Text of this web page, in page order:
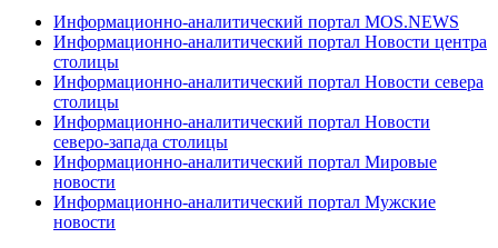
Информационно-аналитический портал MOS.NEWS
Информационно-аналитический портал Новости центра
столицы
Информационно-аналитический портал Новости севера
столицы
Информационно-аналитический портал Новости
северо-запада столицы
Информационно-аналитический портал Мировые
новости
Информационно-аналитический портал Мужские
новости